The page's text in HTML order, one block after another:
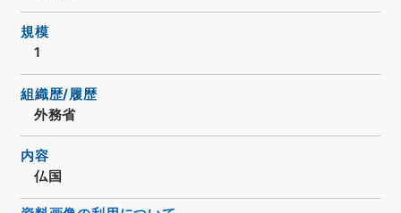
規模
1
組織歴/履歴
外務省
内容
仏国